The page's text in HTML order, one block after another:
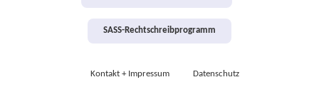
SASS-Rechtschreibprogramm
Kontakt + Impressum Datenschutz